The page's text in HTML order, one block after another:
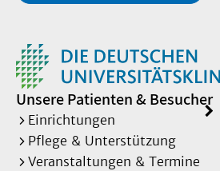
Unsere Patienten & Besucher
Einrichtungen
Pflege & Unterstützung
Veranstaltungen & Termine